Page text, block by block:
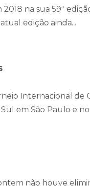
na sua 59ª
edição ainda...
Internacional de
em São Paulo e no
não houve